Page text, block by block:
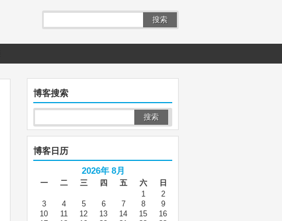
搜索
博客搜索
博客日历
2026年 8月
一 二 三 四 五 六
日
1
2
3
4 5 6 7 8
9
10
11 12 13 14 15
16